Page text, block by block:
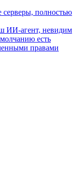
полностью
ИИ-агент, невидим
есть
правами